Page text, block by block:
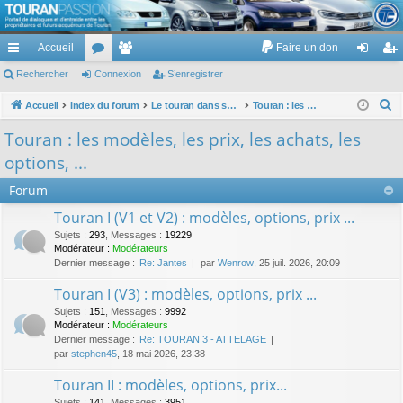
TouranPassion
Le forum des propriétaires ou futurs acquéreurs du Volkswagen Touran
cc
ès
Accueil
or
u
e
m
Faire un don
ne nr
Rechercher Connexion S’enregistrer
Accueil Index du forum Le touran dans ses versions I (V1 V2 V3) et II ... Touran : les modèles, les prix, les achats, les options, ...
r
Touran : les modèles, les prix, les achats, les
options, ...
Forum
Touran I (V1 et V2) : modèles, options, prix ...
Sujets : 293 Messages : 19229
Modérateur : Modérateurs
Dernier message : Re: Jantes par Wenrow , 25 juil. 2026, 20:09
Touran I (V3) : modèles, options, prix ...
Sujets : 151 Messages : 9992
Modérateur : Modérateurs
Dernier message : Re: TOURAN 3 - ATTELAGE
par stephen45 , 18 mai 2026, 23:38
Touran II : modèles, options, prix...